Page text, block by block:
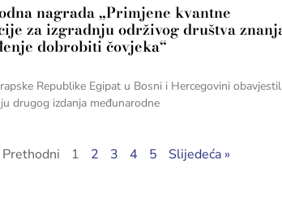
nagrada „Primjene kvantne
za izgradnju održivog društva
dobrobiti čovjeka“
Republike Egipat u Bosni i Hercegovini
drugog izdanja međunarodne
Prethodni 1 2 3 4 5 Slijedeća »